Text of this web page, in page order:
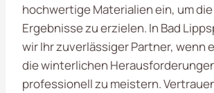
hochwertige Materialien ein, um
Ergebnisse zu erzielen. In Bad
wir Ihr zuverlässiger Partner, wenn
die winterlichen
professionell zu meistern.